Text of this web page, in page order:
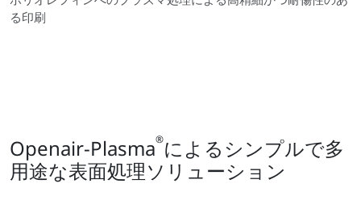
る印刷
Openair-Plasma®によるシンプルで多
用途な表面処理ソリューション